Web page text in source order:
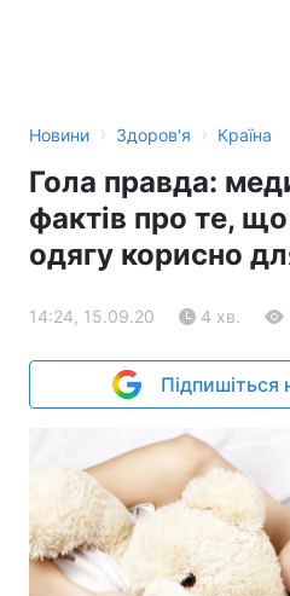
Новини › Здоров'я › Країна
Гола правда:
фактів про те,
одягу корисно
14:24, 15.09.20 4 хв.
Підпишіться